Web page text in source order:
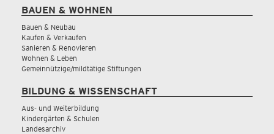
BAUEN & WOHNEN
Bauen & Neubau
Kaufen & Verkaufen
Sanieren & Renovieren
Wohnen & Leben
Gemeinnützige/mildtätige Stiftungen
BILDUNG & WISSENSCHAFT
Aus- und Weiterbildung
Kindergärten & Schulen
Landesarchiv